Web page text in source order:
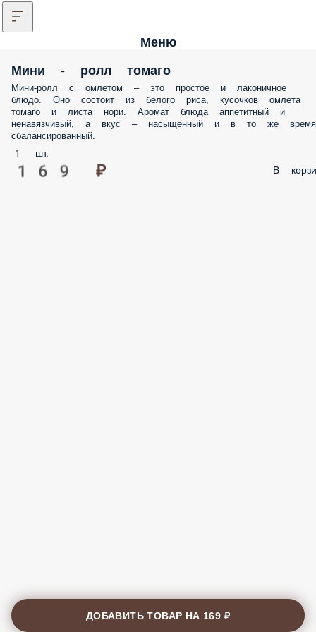
Меню
Мини - ролл томаго
Мини-ролл с омлетом – это простое и лаконичное
блюдо. Оно состоит из белого риса, кусочков омлета
томаго и листа нори. Аромат блюда аппетитный и
ненавязчивый, а вкус – насыщенный и в то же время
сбалансированный.
1 шт.
169 ₽ В
ДОБАВИТЬ ТОВАР НА 169 ₽